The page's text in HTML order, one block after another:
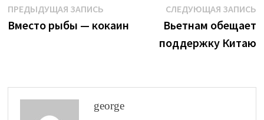
Навигация
по
ПРЕДЫДУЩАЯ ЗАПИСЬПредыдущая
запись:
Вместо рыбы — кокаин
СЛЕДУЮЩАЯ ЗАПИСЬ
Вьетнам обещает
поддержку Китаю
george